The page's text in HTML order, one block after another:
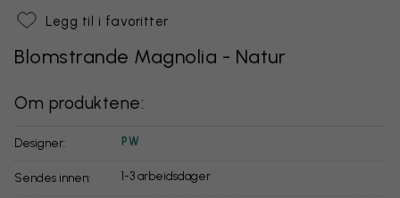
Legg til i favoritter
Blomstrande Magnolia - Natur
Om produktene:
Designer: PW
Sendes innen: 1-3 arbeidsdager